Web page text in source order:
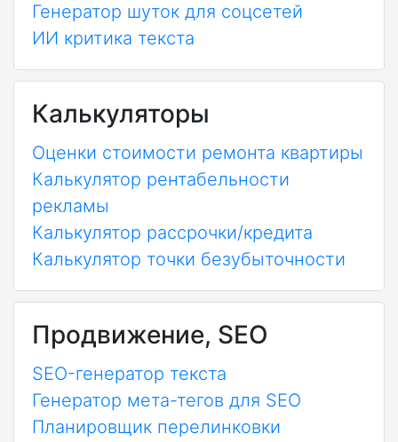
Генератор шуток для соцсетей
ИИ критика текста
Калькуляторы
Оценки стоимости ремонта квартиры
Калькулятор рентабельности
рекламы
Калькулятор рассрочки/кредита
Калькулятор точки безубыточности
Продвижение, SEO
SEO-генератор текста
Генератор мета-тегов для SEO
Планировщик перелинковки